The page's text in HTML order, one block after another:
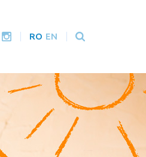
RO EN